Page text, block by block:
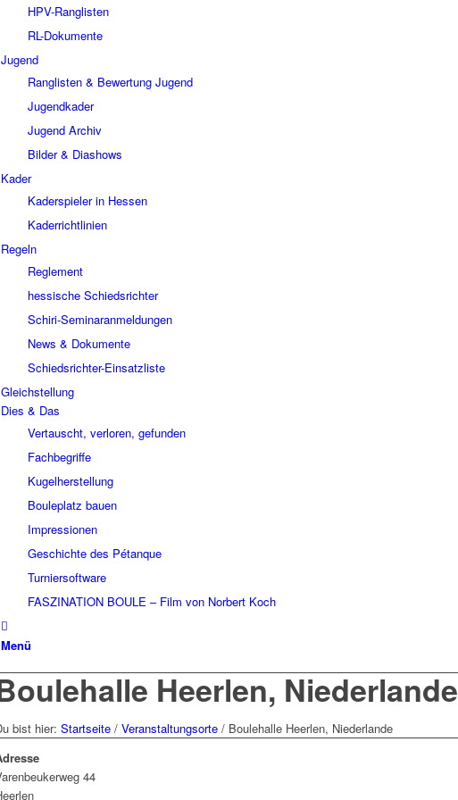
HPV-Ranglisten
RL-Dokumente
Jugend
Ranglisten & Bewertung Jugend
Jugendkader
Jugend Archiv
Bilder & Diashows
Kader
Kaderspieler in Hessen
Kaderrichtlinien
Regeln
Reglement
hessische Schiedsrichter
Schiri-Seminaranmeldungen
News & Dokumente
Schiedsrichter-Einsatzliste
Gleichstellung
Dies & Das
Vertauscht, verloren, gefunden
Fachbegriffe
Kugelherstellung
Bouleplatz bauen
Impressionen
Geschichte des Pétanque
Turniersoftware
FASZINATION BOULE – Film von Norbert Koch
Menü
Heerlen, Niederlande
bist hier: Startseite / Veranstaltungsorte / Boulehalle Heerlen, Niederlande
44